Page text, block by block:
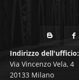
Indirizzo dell'ufficio:
Via Vincenzo Vela, 4
20133 Milano